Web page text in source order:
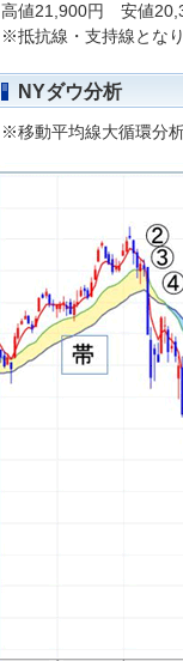
高値21,900円 安値
※抵抗線・支持線とな
NYダウ分析
※移動平均線大循環分